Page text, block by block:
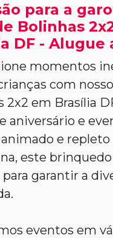
para a
Bolinhas
DF - Alugue
momentos
com
2x2 em Brasília
aniversário e
e repleto
este brinquedo
garantir a
eventos em